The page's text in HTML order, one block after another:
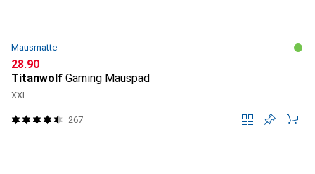
Mausmatte
CHF
28.90
Titanwolf Gaming Mauspad
XXL
267